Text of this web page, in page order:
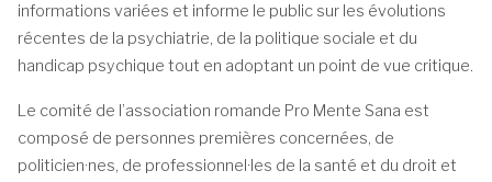
informations variées et informe le public sur les évolutions
récentes de la psychiatrie, de la politique sociale et du
handicap psychique tout en adoptant un point de vue critique.
Le comité de l’association romande Pro Mente Sana est
composé de personnes premières concernées, de
politicien·nes, de professionnel·les de la santé et du droit et